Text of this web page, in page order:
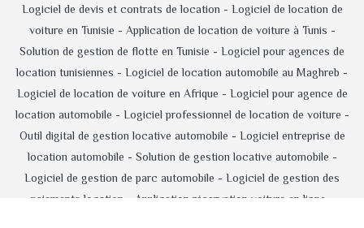
Logiciel de devis et contrats de location - Logiciel de location de
voiture en Tunisie - Application de location de voiture à Tunis -
Solution de gestion de flotte en Tunisie - Logiciel pour agences de
location tunisiennes - Logiciel de location automobile au Maghreb -
Logiciel de location de voiture en Afrique - Logiciel pour agence de
location automobile - Logiciel professionnel de location de voiture -
Outil digital de gestion locative automobile - Logiciel entreprise de
location automobile - Solution de gestion locative automobile -
Logiciel de gestion de parc automobile - Logiciel de gestion des
paiements location -
Application réservation voiture en ligne -